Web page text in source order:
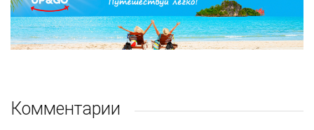
Комментарии